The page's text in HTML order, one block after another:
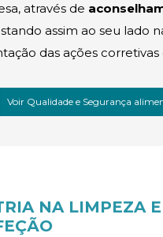
através de
assim ao seu lado
das ações corretivas
Voir Qualidade e Segurança
NA LIMPEZA E